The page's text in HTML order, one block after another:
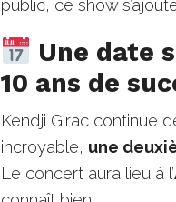
public, ce show
Une date
10 ans de
Kendji Girac continue
incroyable, une
Le concert aura lieu à l’